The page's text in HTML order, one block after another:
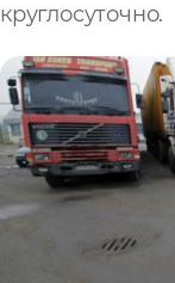
круглосуточно.